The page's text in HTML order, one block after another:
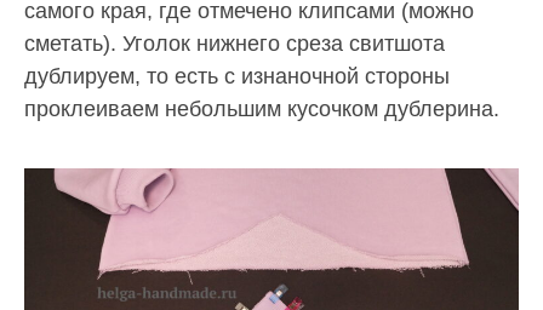
самого края, где отмечено клипсами (можно
сметать). Уголок нижнего среза свитшота
дублируем, то есть с изнаночной стороны
проклеиваем небольшим кусочком дублерина.